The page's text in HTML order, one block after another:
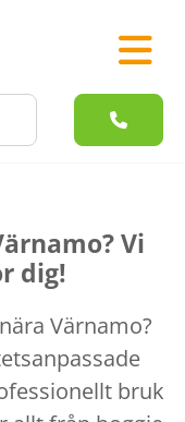
Vi
dig!
Värnamo?
bruk